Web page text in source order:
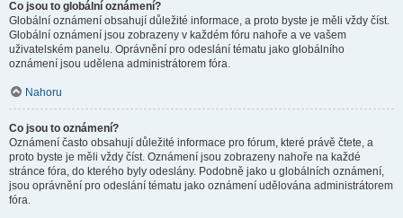
Co jsou to globální oznámení?
Globální oznámení obsahují důležité informace, a proto byste je měli vždy číst.
Globální oznámení jsou zobrazeny v každém fóru nahoře a ve vašem
uživatelském panelu. Oprávnění pro odeslání tématu jako globálního
oznámení jsou udělena administrátorem fóra.
Nahoru
Co jsou to oznámení?
Oznámení často obsahují důležité informace pro fórum, které právě čtete, a
proto byste je měli vždy číst. Oznámení jsou zobrazeny nahoře na každé
stránce fóra, do kterého byly odeslány. Podobně jako u globálních oznámení,
jsou oprávnění pro odeslání tématu jako oznámení udělována administrátorem
fóra.